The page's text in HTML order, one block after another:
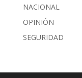
NACIONAL
OPINIÓN
SEGURIDAD